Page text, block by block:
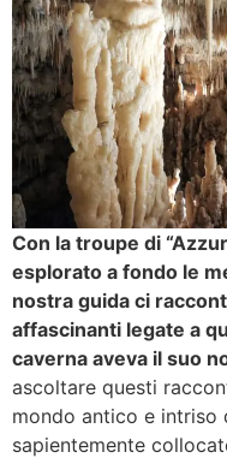
Con la troupe di
esplorato a fondo le
nostra guida ci
affascinanti legate a
caverna aveva il suo
ascoltare questi
mondo antico e intriso
sapientemente